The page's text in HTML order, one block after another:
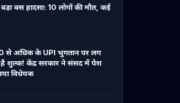
बस हादसा: 10 लोगों की मौत, कई
से अधिक के UPI भुगतान पर लग
शुल्क! केंद्र सरकार ने संसद में पेश
विधेयक